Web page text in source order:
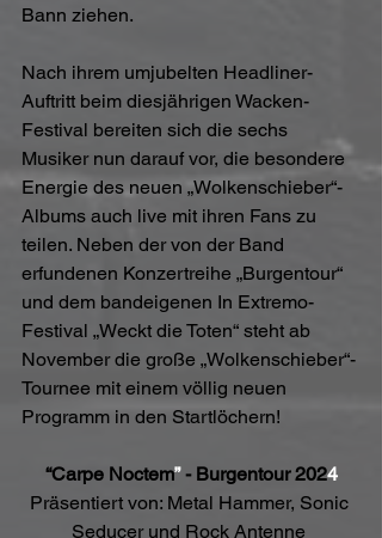
Bann ziehen.
Nach ihrem umjubelten Headliner-
Auftritt beim diesjährigen Wacken-
Festival bereiten sich die sechs
Musiker nun darauf vor, die besondere
Energie des neuen „Wolkenschieber“-
Albums auch live mit ihren Fans zu
teilen. Neben der von der Band
erfundenen Konzertreihe „Burgentour“
und dem bandeigenen In Extremo-
Festival „Weckt die Toten“ steht ab
November die große „Wolkenschieber“-
Tournee mit einem völlig neuen
Programm in den Startlöchern!
“Carpe Noctem” - Burgentour 2024
Präsentiert von: Metal Hammer, Sonic
Seducer und Rock Antenne